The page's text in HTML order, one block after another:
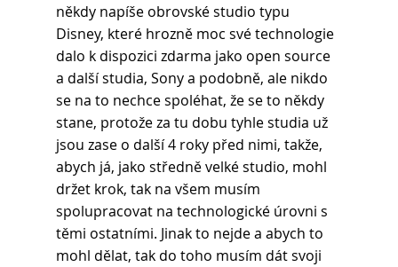
někdy napíše obrovské studio typu
Disney, které hrozně moc své technologie
dalo k dispozici zdarma jako open source
a další studia, Sony a podobně, ale nikdo
se na to nechce spoléhat, že se to někdy
stane, protože za tu dobu tyhle studia už
jsou zase o další 4 roky před nimi, takže,
abych já, jako středně velké studio, mohl
držet krok, tak na všem musím
spolupracovat na technologické úrovni s
těmi ostatními. Jinak to nejde a abych to
mohl dělat, tak do toho musím dát svoji